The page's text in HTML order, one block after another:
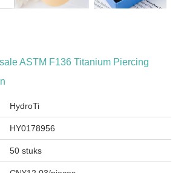
ASTM F136 Titanium Piercing
HydroTi
HY0178956
50 stuks